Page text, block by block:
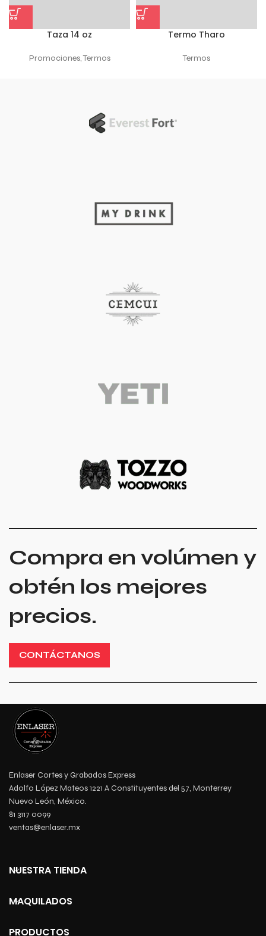
Taza 14 oz
Promociones,Termos
Termo Tharo
Termos
Compra en volúmen y
obtén los mejores
precios.
CONTÁCTANOS
Enlaser Cortes y Grabados Express
Adolfo López Mateos 1221 A Constituyentes del 57, Monterrey
Nuevo León, México.
81 3117 0099
ventas@enlaser.mx
NUESTRA TIENDA
MAQUILADOS
PRODUCTOS